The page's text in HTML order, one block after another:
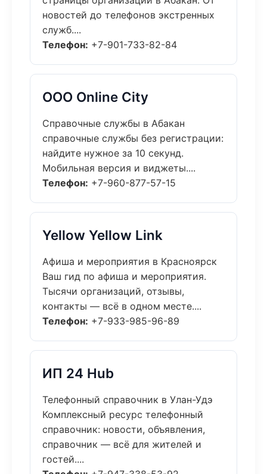
новостей до телефонов экстренных
служб....
Телефон: +7-901-733-82-84
ООО Online City
Справочные службы в Абакан
справочные службы без регистрации:
найдите нужное за 10 секунд.
Мобильная версия и виджеты....
Телефон: +7-960-877-57-15
Yellow Yellow Link
Афиша и мероприятия в Красноярск
Ваш гид по афиша и мероприятия.
Тысячи организаций, отзывы,
контакты — всё в одном месте....
Телефон: +7-933-985-96-89
ИП 24 Hub
Телефонный справочник в Улан-Удэ
Комплексный ресурс телефонный
справочник: новости, объявления,
справочник — всё для жителей и
гостей....